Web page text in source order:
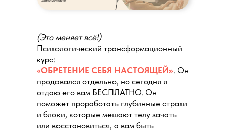
(Это меняет всё!)
Психологический трансформационный
курс:
«ОБРЕТЕНИЕ СЕБЯ НАСТОЯЩЕЙ». Он
продавался отдельно, но сегодня я
отдаю его вам БЕСПЛАТНО. Он
поможет проработать глубинные страхи
и блоки, которые мешают телу зачать
или восстановиться, а вам быть